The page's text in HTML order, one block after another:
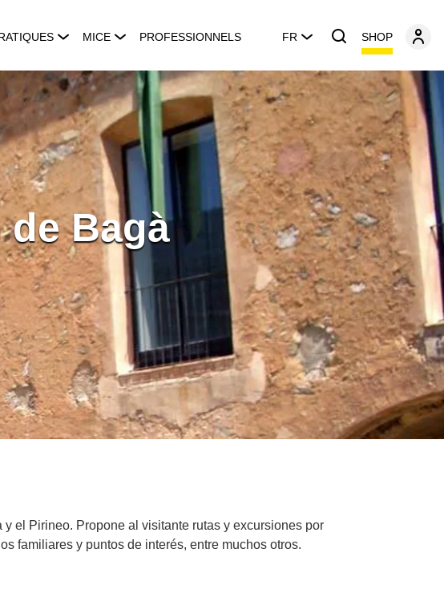
MICE PROFESSIONNELS FR SHOP
Bagà
el Pirineo. Propone al visitante rutas y excursiones por
familiares y puntos de interés, entre muchos otros.